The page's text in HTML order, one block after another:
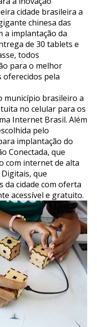
cidade brasileira a
chinesa das
a implantação da
de 30 tablets e
todos
para o melhor
pela
município brasileiro a
no celular para os
Internet Brasil. Além
pelo
implantação do
Conectada, que
com internet de alta
que
da cidade com oferta
acessível e gratuito.